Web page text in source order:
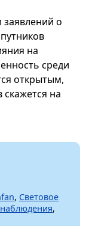
о
на
среди
открытым,
скажется на
, Световое
,